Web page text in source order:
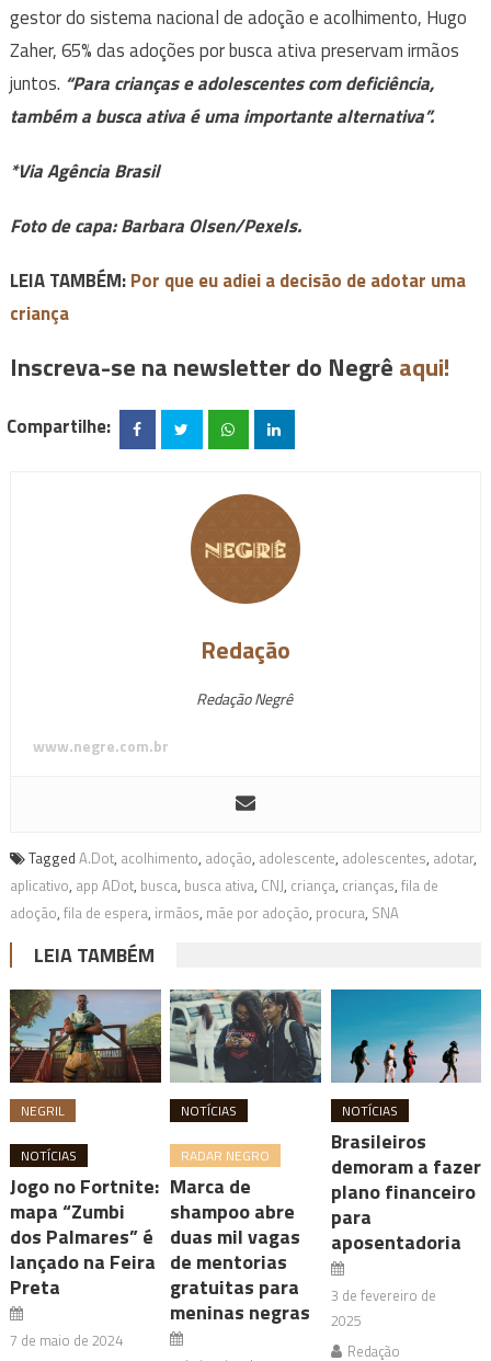
gestor do sistema nacional de adoção e acolhimento, Hugo
Zaher, 65% das adoções por busca ativa preservam irmãos
juntos. “Para crianças e adolescentes com deficiência,
também a busca ativa é uma importante alternativa”.
*Via Agência Brasil
Foto de capa: Barbara Olsen/Pexels.
LEIA TAMBÉM:Por que eu adiei a decisão de adotar uma
criança
Inscreva-se na newsletter do Negrê aqui!
Compartilhe:
Redação
Redação Negrê
www.negre.com.br
Tagged A.Dot, acolhimento, adoção, adolescente, adolescentes, adotar,
aplicativo, app ADot, busca, busca ativa, CNJ, criança, crianças, fila de
adoção, fila de espera, irmãos, mãe por adoção, procura, SNA
LEIA TAMBÉM
NEGRIL
NOTÍCIAS
Jogo no Fortnite:
mapa “Zumbi
dos Palmares” é
lançado na Feira
Preta
7 de maio de 2024
NOTÍCIAS
RADAR NEGRO
Marca de
shampoo abre
duas mil vagas
de mentorias
gratuitas para
meninas negras
NOTÍCIAS
Brasileiros
demoram a fazer
plano financeiro
para
aposentadoria
3 de fevereiro de
2025
Redação